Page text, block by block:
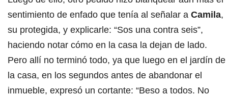
sentimiento de enfado que tenía al señalar a Camila,
su protegida, y explicarle: “Sos una contra seis”,
haciendo notar cómo en la casa la dejan de lado.
Pero allí no terminó todo, ya que luego en el jardín de
la casa, en los segundos antes de abandonar el
inmueble, expresó un cortante: “Beso a todos. No